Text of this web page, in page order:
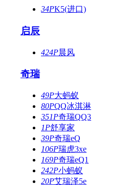
34PK5(进口)
启辰
424P晨风
奇瑞
49P大蚂蚁
80PQQ冰淇淋
351P奇瑞QQ3
1P舒享家
39P奇瑞eQ
106P瑞虎3xe
169P奇瑞eQ1
242P小蚂蚁
20P艾瑞泽5e